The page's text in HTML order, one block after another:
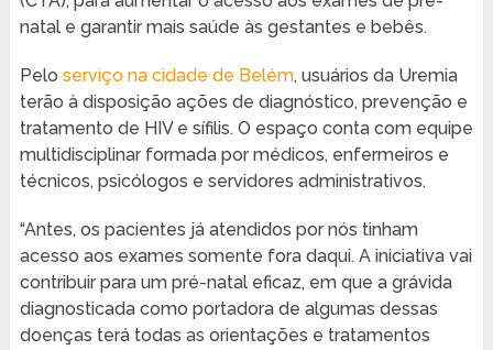
natal e garantir mais saúde às gestantes e bebês.
Pelo serviço na cidade de Belém, usuários da Uremia
terão à disposição ações de diagnóstico, prevenção e
tratamento de HIV e sífilis. O espaço conta com equipe
multidisciplinar formada por médicos, enfermeiros e
técnicos, psicólogos e servidores administrativos.
“Antes, os pacientes já atendidos por nós tinham
acesso aos exames somente fora daqui. A iniciativa vai
contribuir para um pré-natal eficaz, em que a grávida
diagnosticada como portadora de algumas dessas
doenças terá todas as orientações e tratamentos